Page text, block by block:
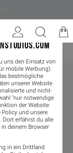
uns den Einsatz von
mobile Werbung).
bestmögliche
unserer Website
und nicht-
"nur notwendige
der Website
Policy und unsere
Dort erfährst du alle
deinem Browser
in ein Drittland